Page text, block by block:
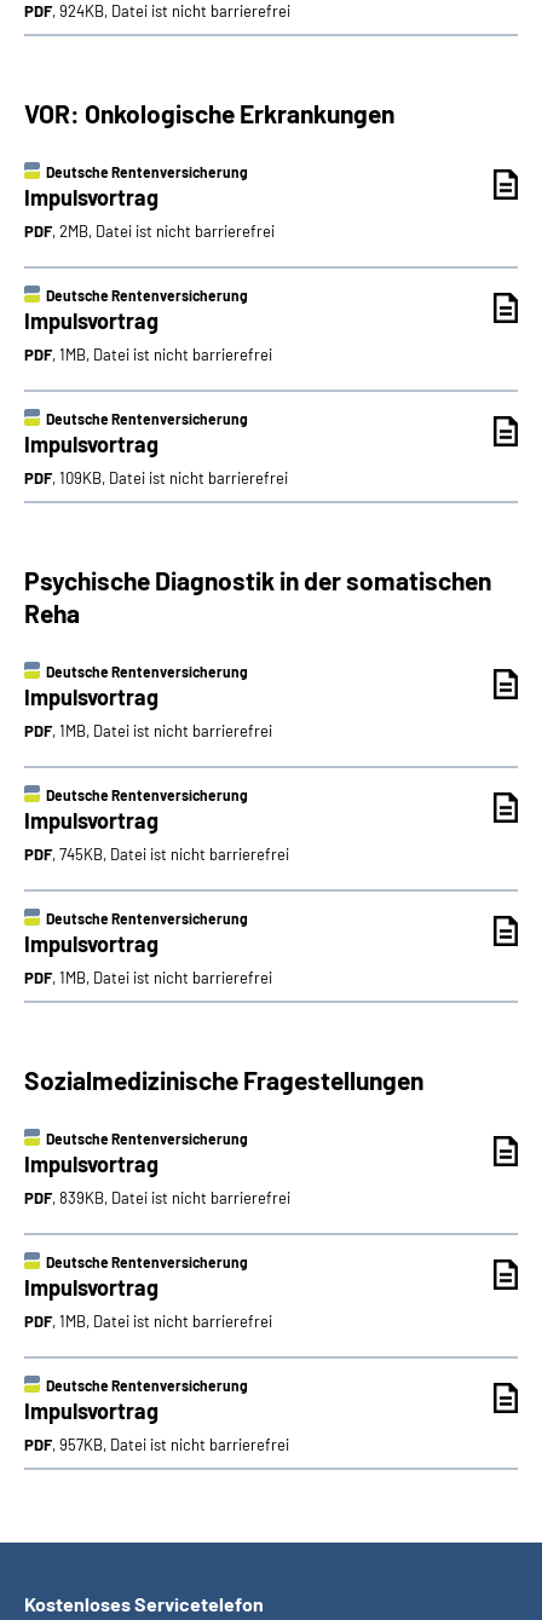
PDF, 924KB, Datei ist nicht barrierefrei
VOR: Onkologische Erkrankungen
Deutsche Rentenversicherung
Impulsvortrag
PDF, 2MB, Datei ist nicht barrierefrei
Deutsche Rentenversicherung
Impulsvortrag
PDF, 1MB, Datei ist nicht barrierefrei
Deutsche Rentenversicherung
Impulsvortrag
PDF, 109KB, Datei ist nicht barrierefrei
Psychische Diagnostik in der somatischen
Reha
Deutsche Rentenversicherung
Impulsvortrag
PDF, 1MB, Datei ist nicht barrierefrei
Deutsche Rentenversicherung
Impulsvortrag
PDF, 745KB, Datei ist nicht barrierefrei
Deutsche Rentenversicherung
Impulsvortrag
PDF, 1MB, Datei ist nicht barrierefrei
Sozialmedizinische Fragestellungen
Deutsche Rentenversicherung
Impulsvortrag
PDF, 839KB, Datei ist nicht barrierefrei
Deutsche Rentenversicherung
Impulsvortrag
PDF, 1MB, Datei ist nicht barrierefrei
Deutsche Rentenversicherung
Impulsvortrag
PDF, 957KB, Datei ist nicht barrierefrei
Kostenloses Servicetelefon